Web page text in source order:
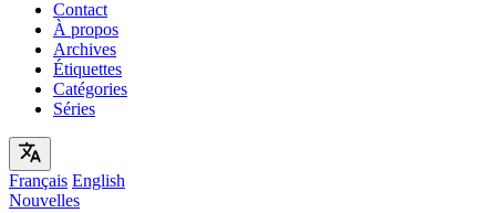
Contact
À propos
Archives
Étiquettes
Catégories
Séries
Français English
Nouvelles